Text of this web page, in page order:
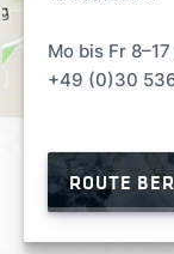
Mo bis Fr
+49 (0)30
ROUTE